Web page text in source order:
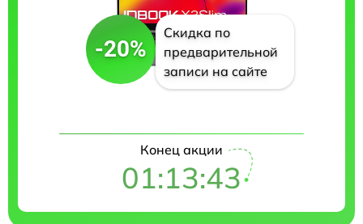
-20%
Скидка по
предварительной
записи на сайте
Конец акции
01:13:42